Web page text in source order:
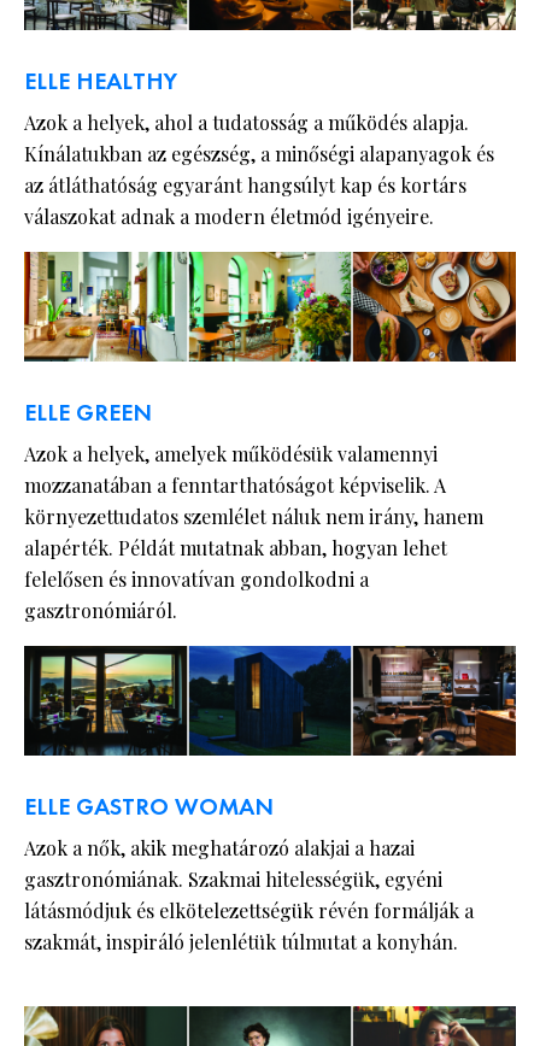
ELLE HEALTHY
Azok a helyek, ahol a tudatosság a működés alapja.
Kínálatukban az egészség, a minőségi alapanyagok és
az átláthatóság egyaránt hangsúlyt kap és kortárs
válaszokat adnak a modern életmód igényeire.
ELLE GREEN
Azok a helyek, amelyek működésük valamennyi
mozzanatában a fenntarthatóságot képviselik. A
környezettudatos szemlélet náluk nem irány, hanem
alapérték. Példát mutatnak abban, hogyan lehet
felelősen és innovatívan gondolkodni a
gasztronómiáról.
ELLE GASTRO WOMAN
Azok a nők, akik meghatározó alakjai a hazai
gasztronómiának. Szakmai hitelességük, egyéni
látásmódjuk és elkötelezettségük révén formálják a
szakmát, inspiráló jelenlétük túlmutat a konyhán.